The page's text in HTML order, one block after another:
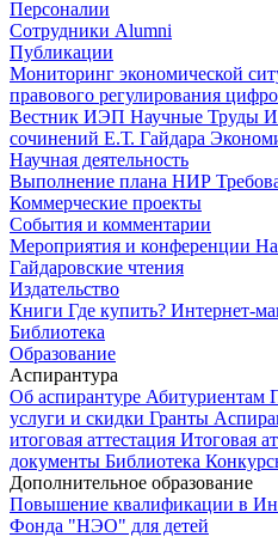
Персоналии
Сотрудники Alumni
Публикации
Мониторинг экономической
правового регулирования
Вестник ИЭП Научные Труды
сочинений Е.Т. Гайдара
Научная деятельность
Выполнение плана НИР
Коммерческие проекты
События и комментарии
Мероприятия и конференции
Гайдаровские чтения
Издательство
Книги Где купить? Интернет-
Библиотека
Образование
Аспирантура
Об аспирантуре Абитуриентам
услуги и скидки Гранты
итоговая аттестация Итоговая
документы Библиотека
Дополнительное образование
Повышение квалификации в
Фонда "НЭО" для детей